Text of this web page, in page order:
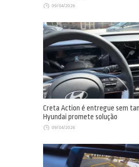
09/04/2026
Creta Action é entregue sem
Hyundai promete solução
09/04/2026